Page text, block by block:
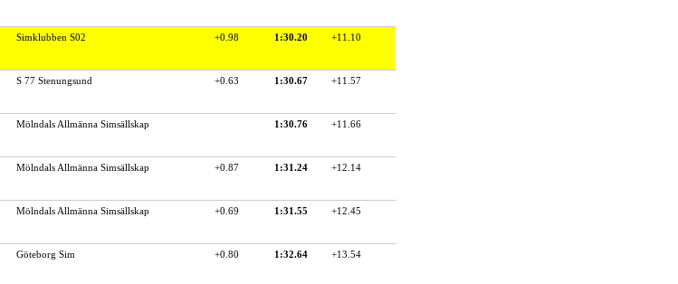
Simklubben S02 +0.98 1:30.20 +11.10
S 77 Stenungsund +0.63 1:30.67 +11.57
Mölndals Allmänna Simsällskap 1:30.76 +11.66
Mölndals Allmänna Simsällskap +0.87 1:31.24 +12.14
Mölndals Allmänna Simsällskap +0.69 1:31.55 +12.45
Göteborg Sim +0.80 1:32.64 +13.54